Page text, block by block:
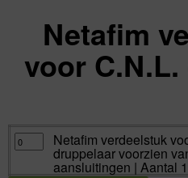
Netafim
voor
Netafim
verdeelstuk
voor
druppelaar
Netafim verdeelstuk
druppelaar voorzien
aansluitingen | Aantal 1